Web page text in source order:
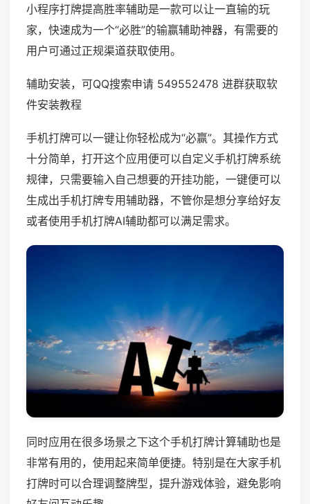
小程序打牌提高胜率辅助是一款可以让一直输的玩
家，快速成为一个“必胜”的输赢辅助神器，有需要的
用户可通过正规渠道获取使用。
辅助安装，可QQ搜索申请 549552478 进群获取软
件安装教程
手机打牌可以一键让你轻松成为“必赢”。其操作方式
十分简单，打开这个应用便可以自定义手机打牌系统
规律，只需要输入自己想要的开挂功能，一键便可以
生成出手机打牌专用辅助器，不管你是想分享给好友
或者使用手机打牌AI辅助都可以满足需求。
同时应用在很多场景之下这个手机打牌计算辅助也是
非常有用的，使用起来简单便捷。特别是在大家手机
打牌时可以合理调整牌型，提升游戏体验，避免影响